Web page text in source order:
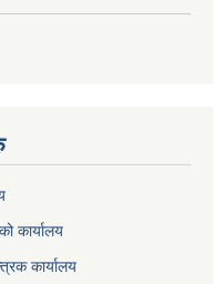
कार्यालय
कार्यालय